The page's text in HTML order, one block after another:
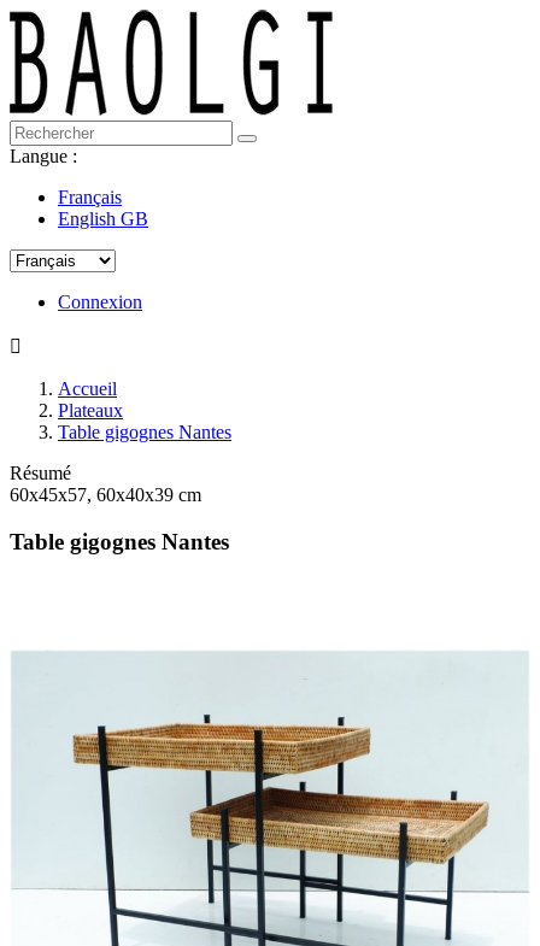
Langue :
Français
English GB
Connexion

Accueil
Plateaux
Table gigognes Nantes
Résumé
60x45x57, 60x40x39 cm
Table gigognes Nantes